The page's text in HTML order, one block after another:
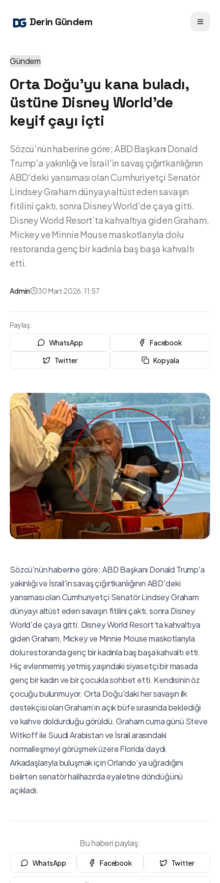
Derin Gündem
Gündem
Orta Doğu'yu kana buladı,
üstüne Disney World'de
keyif çayı içti
Sözcü'nün haberine göre; ABD Başkanı Donald
Trump'a yakınlığı ve İsrail'in savaş çığırtkanlığının
ABD'deki yansıması olan Cumhuriyetçi Senatör
Lindsey Graham dünyayı altüst eden savaşın
fitilini çaktı, sonra Disney World'de çaya gitti.
Disney World Resort’ta kahvaltıya giden Graham,
Mickey ve Minnie Mouse maskotlarıyla dolu
restoranda genç bir kadınla baş başa kahvaltı
etti.
Admin 30 Mart 2026, 11:57
Paylaş:
WhatsApp
Facebook
Twitter
Kopyala
Sözcü'nün haberine göre; ABD Başkanı Donald Trump'a
yakınlığı ve İsrail'in savaş çığırtkanlığının ABD'deki
yansıması olan Cumhuriyetçi Senatör Lindsey Graham
dünyayı altüst eden savaşın fitilini çaktı, sonra Disney
World'de çaya gitti. Disney World Resort’ta kahvaltıya
giden Graham, Mickey ve Minnie Mouse maskotlarıyla
dolu restoranda genç bir kadınla baş başa kahvaltı etti.
Hiç evlenmemiş yetmiş yaşındaki siyasetçi bir masada
genç bir kadın ve bir çocukla sohbet etti. Kendisinin öz
çocuğu bulunmuyor. Orta Doğu'daki her savaşın ilk
destekçisi olan Graham’ın açık büfe sırasında beklediği
ve kahve doldurduğu görüldü. Graham cuma günü Steve
Witkoff ile Suudi Arabistan ve İsrail arasındaki
normalleşmeyi görüşmek üzere Florida’daydı.
Arkadaşlarıyla buluşmak için Orlando’ya uğradığını
belirten senatör halihazırda eyaletine döndüğünü
açıkladı.
Bu haberi paylaş:
WhatsApp Facebook Twitter